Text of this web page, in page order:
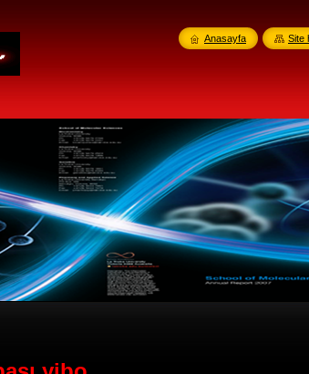
Anasayfa Site